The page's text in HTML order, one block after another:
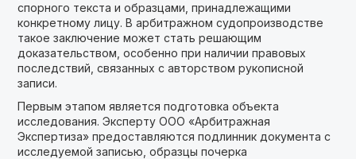
спорного текста и образцами, принадлежащими
конкретному лицу. В арбитражном судопроизводстве
такое заключение может стать решающим
доказательством, особенно при наличии правовых
последствий, связанных с авторством рукописной
записи.
Первым этапом является подготовка объекта
исследования. Эксперту ООО «Арбитражная
Экспертиза» предоставляются подлинник документа с
исследуемой записью, образцы почерка